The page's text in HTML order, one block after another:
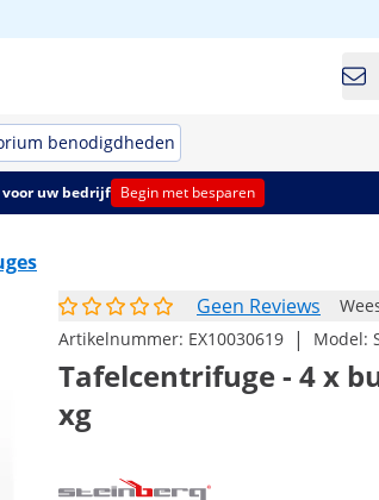
benodigdheden
uw bedrijf Begin met besparen
Geen Reviews
Artikelnummer: EX10030619 | Model:
Tafelcentrifuge - 4 x
xg